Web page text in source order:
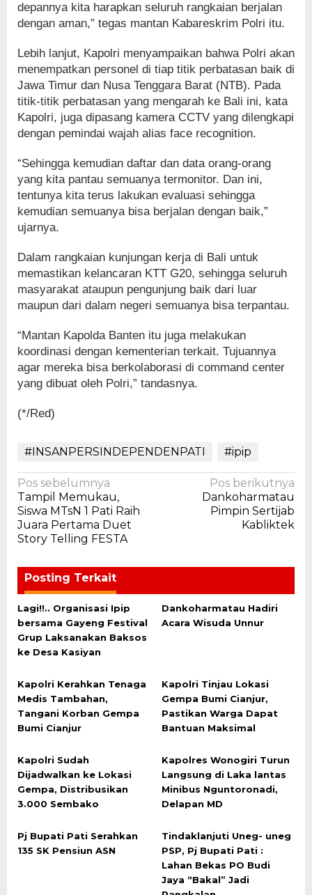
depannya kita harapkan seluruh rangkaian berjalan
dengan aman,” tegas mantan Kabareskrim Polri itu.
Lebih lanjut, Kapolri menyampaikan bahwa Polri akan
menempatkan personel di tiap titik perbatasan baik di
Jawa Timur dan Nusa Tenggara Barat (NTB). Pada
titik-titik perbatasan yang mengarah ke Bali ini, kata
Kapolri, juga dipasang kamera CCTV yang dilengkapi
dengan pemindai wajah alias face recognition.
“Sehingga kemudian daftar dan data orang-orang
yang kita pantau semuanya termonitor. Dan ini,
tentunya kita terus lakukan evaluasi sehingga
kemudian semuanya bisa berjalan dengan baik,”
ujarnya.
Dalam rangkaian kunjungan kerja di Bali untuk
memastikan kelancaran KTT G20, sehingga seluruh
masyarakat ataupun pengunjung baik dari luar
maupun dari dalam negeri semuanya bisa terpantau.
“Mantan Kapolda Banten itu juga melakukan
koordinasi dengan kementerian terkait. Tujuannya
agar mereka bisa berkolaborasi di command center
yang dibuat oleh Polri,” tandasnya.
(*/Red)
#INSANPERSINDEPENDENPATI #ipip
Navigasi
pos
Pos sebelumnya
Tampil Memukau,
Siswa MTsN 1 Pati Raih
Juara Pertama Duet
Story Telling FESTA
Pos berikutnya
Dankoharmatau
Pimpin Sertijab
Kabliktek
Posting Terkait
Lagi!!.. Organisasi Ipip
bersama Gayeng Festival
Grup Laksanakan Baksos
ke Desa Kasiyan
Dankoharmatau Hadiri
Acara Wisuda Unnur
Kapolri Kerahkan Tenaga
Medis Tambahan,
Tangani Korban Gempa
Bumi Cianjur
Kapolri Tinjau Lokasi
Gempa Bumi Cianjur,
Pastikan Warga Dapat
Bantuan Maksimal
Kapolri Sudah
Dijadwalkan ke Lokasi
Gempa, Distribusikan
3.000 Sembako
Kapolres Wonogiri Turun
Langsung di Laka lantas
Minibus Nguntoronadi,
Delapan MD
Pj Bupati Pati Serahkan
135 SK Pensiun ASN
Tindaklanjuti Uneg- uneg
PSP, Pj Bupati Pati :
Lahan Bekas PO Budi
Jaya “Bakal” Jadi